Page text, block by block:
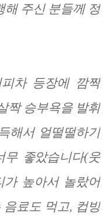
해 주신 분들께 정
차 등장에 깜짝
짝 승부욕을 발휘
해서 얼떨떨하기
좋았습니다(웃
가 높아서 놀랐어
료도 먹고, 컵빙